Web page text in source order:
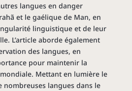
langues en danger
et le gaélique de Man, en
linguistique et de leur
L’article aborde également
des langues, en
pour maintenir la
Mettant en lumière le
nombreuses langues dans le